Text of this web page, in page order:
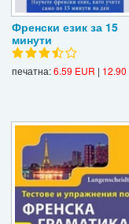
Френски език за 15
минути
печатна:6.59 EUR | 12.90